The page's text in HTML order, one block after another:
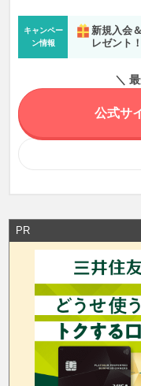
キャンペー
ン情報
新規入会
レゼント！
＼
公式サ